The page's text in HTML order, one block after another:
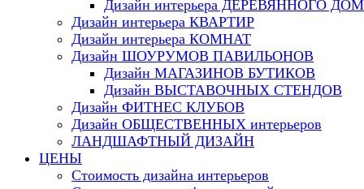
Дизайн интерьера ДЕРЕВЯННОГО
Дизайн интерьера КВАРТИР
Дизайн интерьера КОМНАТ
Дизайн ШОУРУМОВ ПАВИЛЬОНОВ
Дизайн МАГАЗИНОВ БУТИКОВ
Дизайн ВЫСТАВОЧНЫХ СТЕНДОВ
Дизайн ФИТНЕС КЛУБОВ
Дизайн ОБЩЕСТВЕННЫХ интерьеров
ЛАНДШАФТНЫЙ ДИЗАЙН
ЦЕНЫ
Стоимость дизайна интерьеров